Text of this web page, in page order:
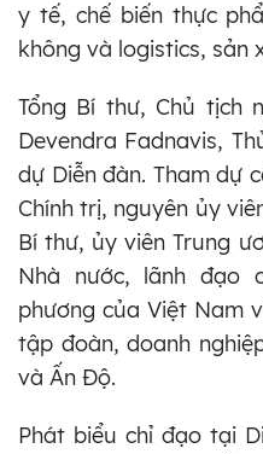
y tế, chế biến thực
không và logistics, sản
Tổng Bí thư, Chủ tịch
Devendra Fadnavis,
dự Diễn đàn. Tham dự
Chính trị, nguyên ủy
Bí thư, ủy viên Trung
Nhà nước, lãnh đạo
phương của Việt Nam
tập đoàn, doanh
và Ấn Độ.
Phát biểu chỉ đạo tại